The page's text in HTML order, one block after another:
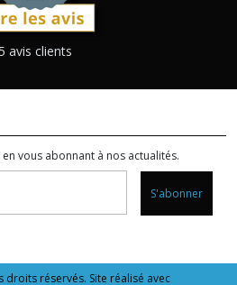
avis clients
vous abonnant à nos actualités.
S'abonner
droits réservés. Site réalisé avec